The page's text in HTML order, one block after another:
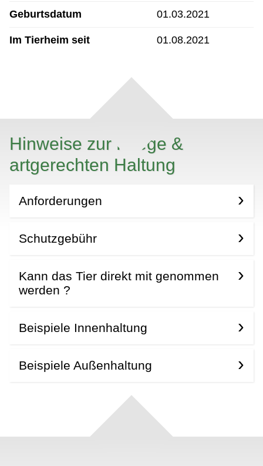
Geburtsdatum 01.03.2021
Im Tierheim seit 01.08.2021
Hinweise zur Pflege &
artgerechten Haltung
Anforderungen
Schutzgebühr
Kann das Tier direkt mit genommen
werden ?
Beispiele Innenhaltung
Beispiele Außenhaltung